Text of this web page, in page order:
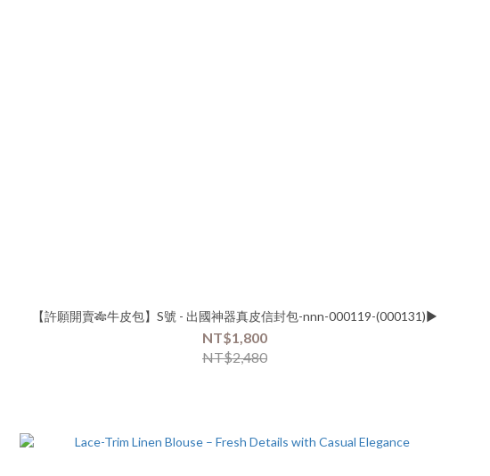
【許願開賣🎋牛皮包】S號 - 出國神器真皮信封包-nnn-000119-(000131)▶
NT$1,800
NT$2,480